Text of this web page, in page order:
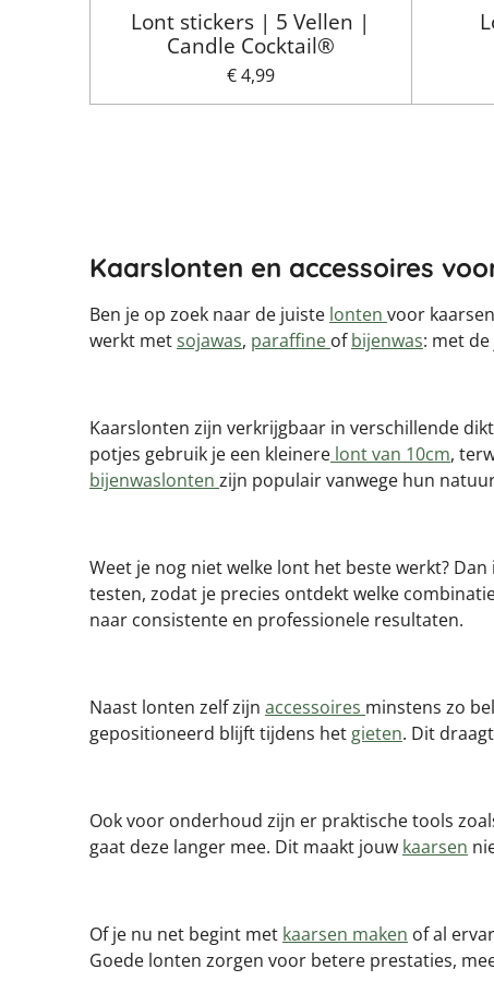
Lont stickers | 5 Vellen |
Candle Cocktail®
€ 4,99
Kaarslonten en accessoires
Ben je op zoek naar de juiste lonten voor
werkt metsojawas, paraffine ofbijenwas: met
Kaarslonten zijn verkrijgbaar in verschillende
potjes gebruik je een kleinere lont van 10cm,
bijenwaslonten zijn populair vanwege hun
Weet je nog niet welke lont het beste werkt? Dan
testen, zodat je precies ontdekt welke
naar consistente en professionele resultaten.
Naast lonten zelf zijn accessoires minstens zo
gepositioneerd blijft tijdens het gieten. Dit
Ook voor onderhoud zijn er praktische tools
gaat deze langer mee. Dit maakt jouw kaarsen
Of je nu net begint met kaarsen maken of al
Goede lonten zorgen voor betere prestaties,